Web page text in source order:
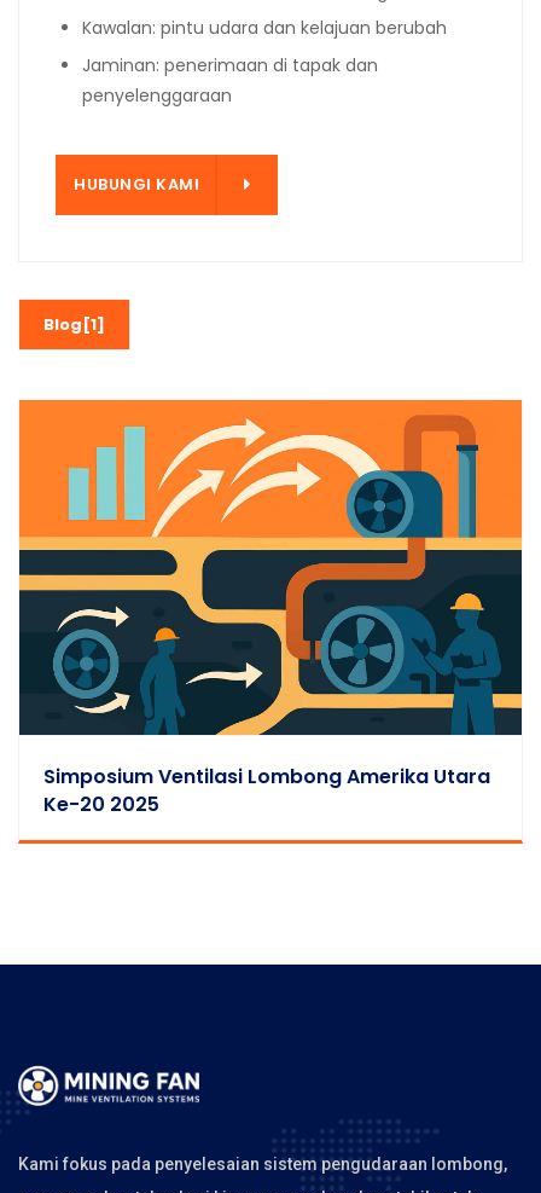
Kawalan: pintu udara dan kelajuan berubah
Jaminan: penerimaan di tapak dan
penyelenggaraan
HUBUNGI KAMI
Blog[1]
Simposium Ventilasi Lombong Amerika Utara
Ke-20 2025
Kami fokus pada penyelesaian sistem pengudaraan lombong,